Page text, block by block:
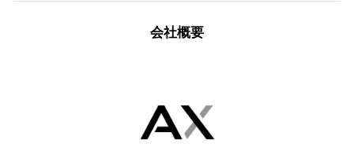
会社概要